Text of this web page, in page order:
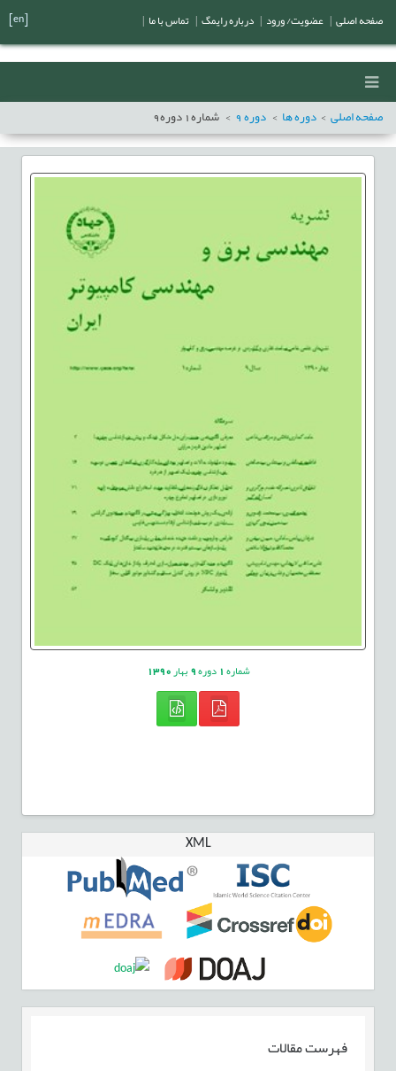
صفحه اصلی دوره ها دوره9 شماره1 دوره9
شماره1دوره9بهار1390
XML
فهرست مقالات
صفحه اصلی عضویت/ ورود درباره رایمگ تماس با ما